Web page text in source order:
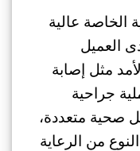
الخاصة عالية
العميل
مثل إصابة
جراحية
صحية متعددة،
من الرعاية